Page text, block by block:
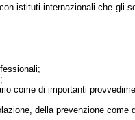
istituti internazionali che gli
come di importanti
della prevenzione come